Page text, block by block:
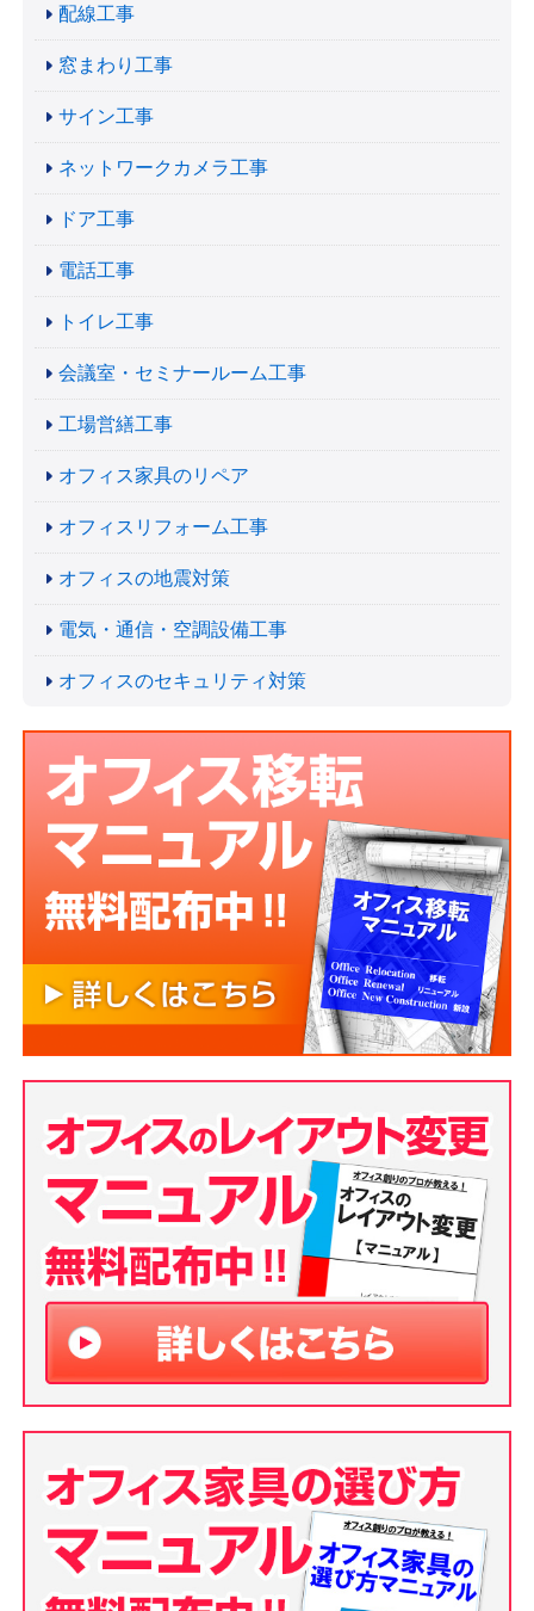
配線工事
窓まわり工事
サイン工事
ネットワークカメラ工事
ドア工事
電話工事
トイレ工事
会議室・セミナールーム工事
工場営繕工事
オフィス家具のリペア
オフィスリフォーム工事
オフィスの地震対策
電気・通信・空調設備工事
オフィスのセキュリティ対策